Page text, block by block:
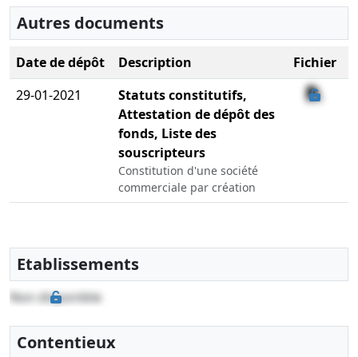
Autres documents
Date de dépôt Description
Fichier
29-01-2021
Statuts constitutifs,
Attestation de dépôt des
fonds, Liste des
souscripteurs
Constitution d'une société
commerciale par création
Etablissements
Non disponible
Contentieux